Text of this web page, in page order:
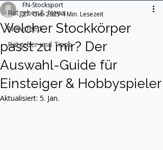
Ratgeber & News
Newsfeed
Ratgeber und Tipps
Welcher Stockkörper
passt zu mir? Der
Auswahl-Guide für
Einsteiger & Hobbyspieler
FN-Stocksport
27. Okt. 20254 Min. Lesezeit
Aktualisiert: 5. Jan.